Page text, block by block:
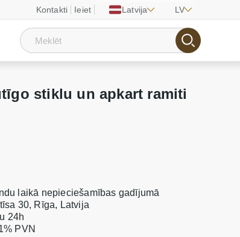
Kontakti Ieiet Latvija LV
stiklu un apkart ramiti
laikā nepieciešamības gadījumā
30, Rīga, Latvija
24h
PVN